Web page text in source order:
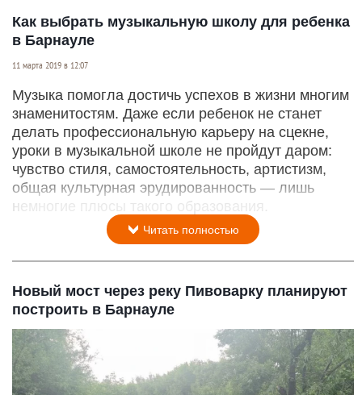
Как выбрать музыкальную школу для ребенка
в Барнауле
11 марта 2019 в 12:07
Музыка помогла достичь успехов в жизни многим
знаменитостям. Даже если ребенок не станет
делать профессиональную карьеру на сцекне,
уроки в музыкальной школе не пройдут даром:
чувство стиля, самостоятельность, артистизм,
общая культурная эрудированность — лишь
немногие плюсы такого образования.
Читать полностью
Новый мост через реку Пивоварку планируют
построить в Барнауле